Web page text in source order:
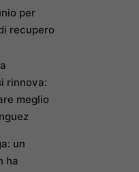
per
recupero
rinnova:
meglio
un
ha